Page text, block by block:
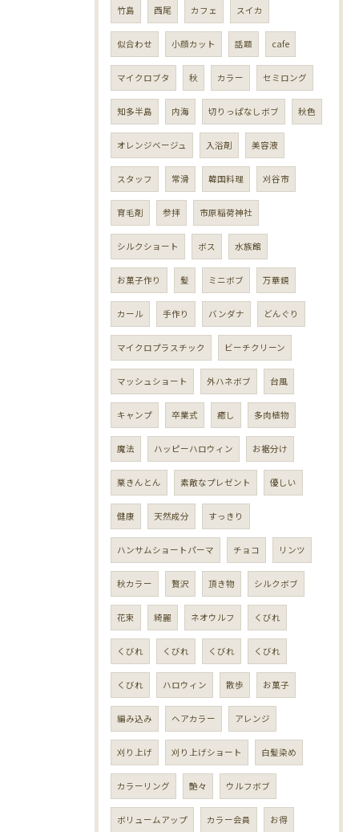
竹島 西尾 カフェ スイカ
似合わせ 小顔カット 話題 cafe
マイクロブタ 秋 カラー セミロング
知多半島 内海 切りっぱなしボブ 秋色
オレンジベージュ 入浴剤 美容液
スタッフ 常滑 韓国料理 刈谷市
育毛剤 参拝 市原稲荷神社
シルクショート ボス 水族館
お菓子作り 髪 ミニボブ 万華鏡
カール 手作り バンダナ どんぐり
マイクロプラスチック ビーチクリーン
マッシュショート 外ハネボブ 台風
キャンプ 卒業式 癒し 多肉植物
魔法 ハッピーハロウィン お裾分け
栗きんとん 素敵なプレゼント 優しい
健康 天然成分 すっきり
ハンサムショートパーマ チョコ リンツ
秋カラー 贅沢 頂き物 シルクボブ
花束 綺麗 ネオウルフ くびれ
くびれ くびれ くびれ くびれ
くびれ ハロウィン 散歩 お菓子
編み込み ヘアカラー アレンジ
刈り上げ 刈り上げショート 白髪染め
カラーリング 艶々 ウルフボブ
ボリュームアップ カラー会員 お得